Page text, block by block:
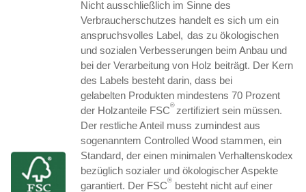
Nicht ausschließlich im Sinne des
Verbraucherschutzes handelt es sich um ein
anspruchsvolles Label, das zu ökologischen
und sozialen Verbesserungen beim Anbau und
bei der Verarbeitung von Holz beiträgt. Der Kern
des Labels besteht darin, dass bei
gelabelten Produkten mindestens 70 Prozent
der Holzanteile FSC® zertifiziert sein müssen.
Der restliche Anteil muss zumindest aus
sogenanntem Controlled Wood stammen, ein
Standard, der einen minimalen Verhaltenskodex
bezüglich sozialer und ökologischer Aspekte
garantiert. Der FSC® besteht nicht auf einer